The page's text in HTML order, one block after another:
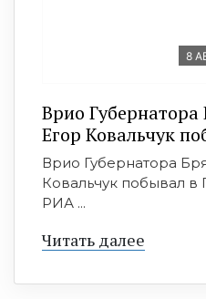
8
Врио Губернатора
Егор Ковальчук
Врио Губернатора
Ковальчук побывал в
РИА ...
Читать далее